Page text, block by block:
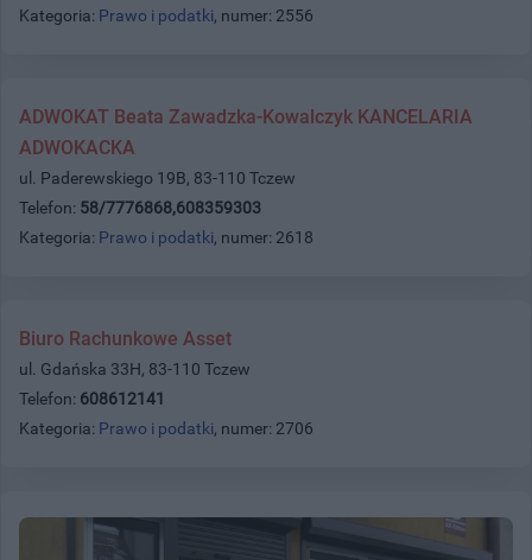
Kategoria: Prawo i podatki, numer: 2556
ADWOKAT Beata Zawadzka-Kowalczyk KANCELARIA
ADWOKACKA
ul. Paderewskiego 19B, 83-110 Tczew
Telefon: 58/7776868,608359303
Kategoria: Prawo i podatki, numer: 2618
Biuro Rachunkowe Asset
ul. Gdańska 33H, 83-110 Tczew
Telefon: 608612141
Kategoria: Prawo i podatki, numer: 2706